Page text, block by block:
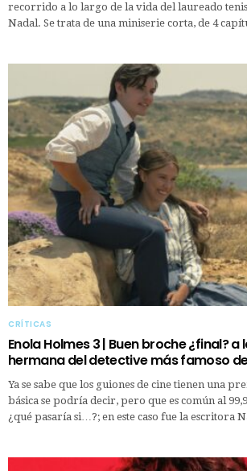
recorrido a lo largo de la vida del laureado
Nadal. Se trata de una miniserie corta, de 4
CRÍTICAS
Enola Holmes 3 | Buen broche ¿final? a
hermana del detective más famoso
Ya se sabe que los guiones de cine tienen una
básica se podría decir, pero que es común al
¿qué pasaría si…?; en este caso fue la escritora